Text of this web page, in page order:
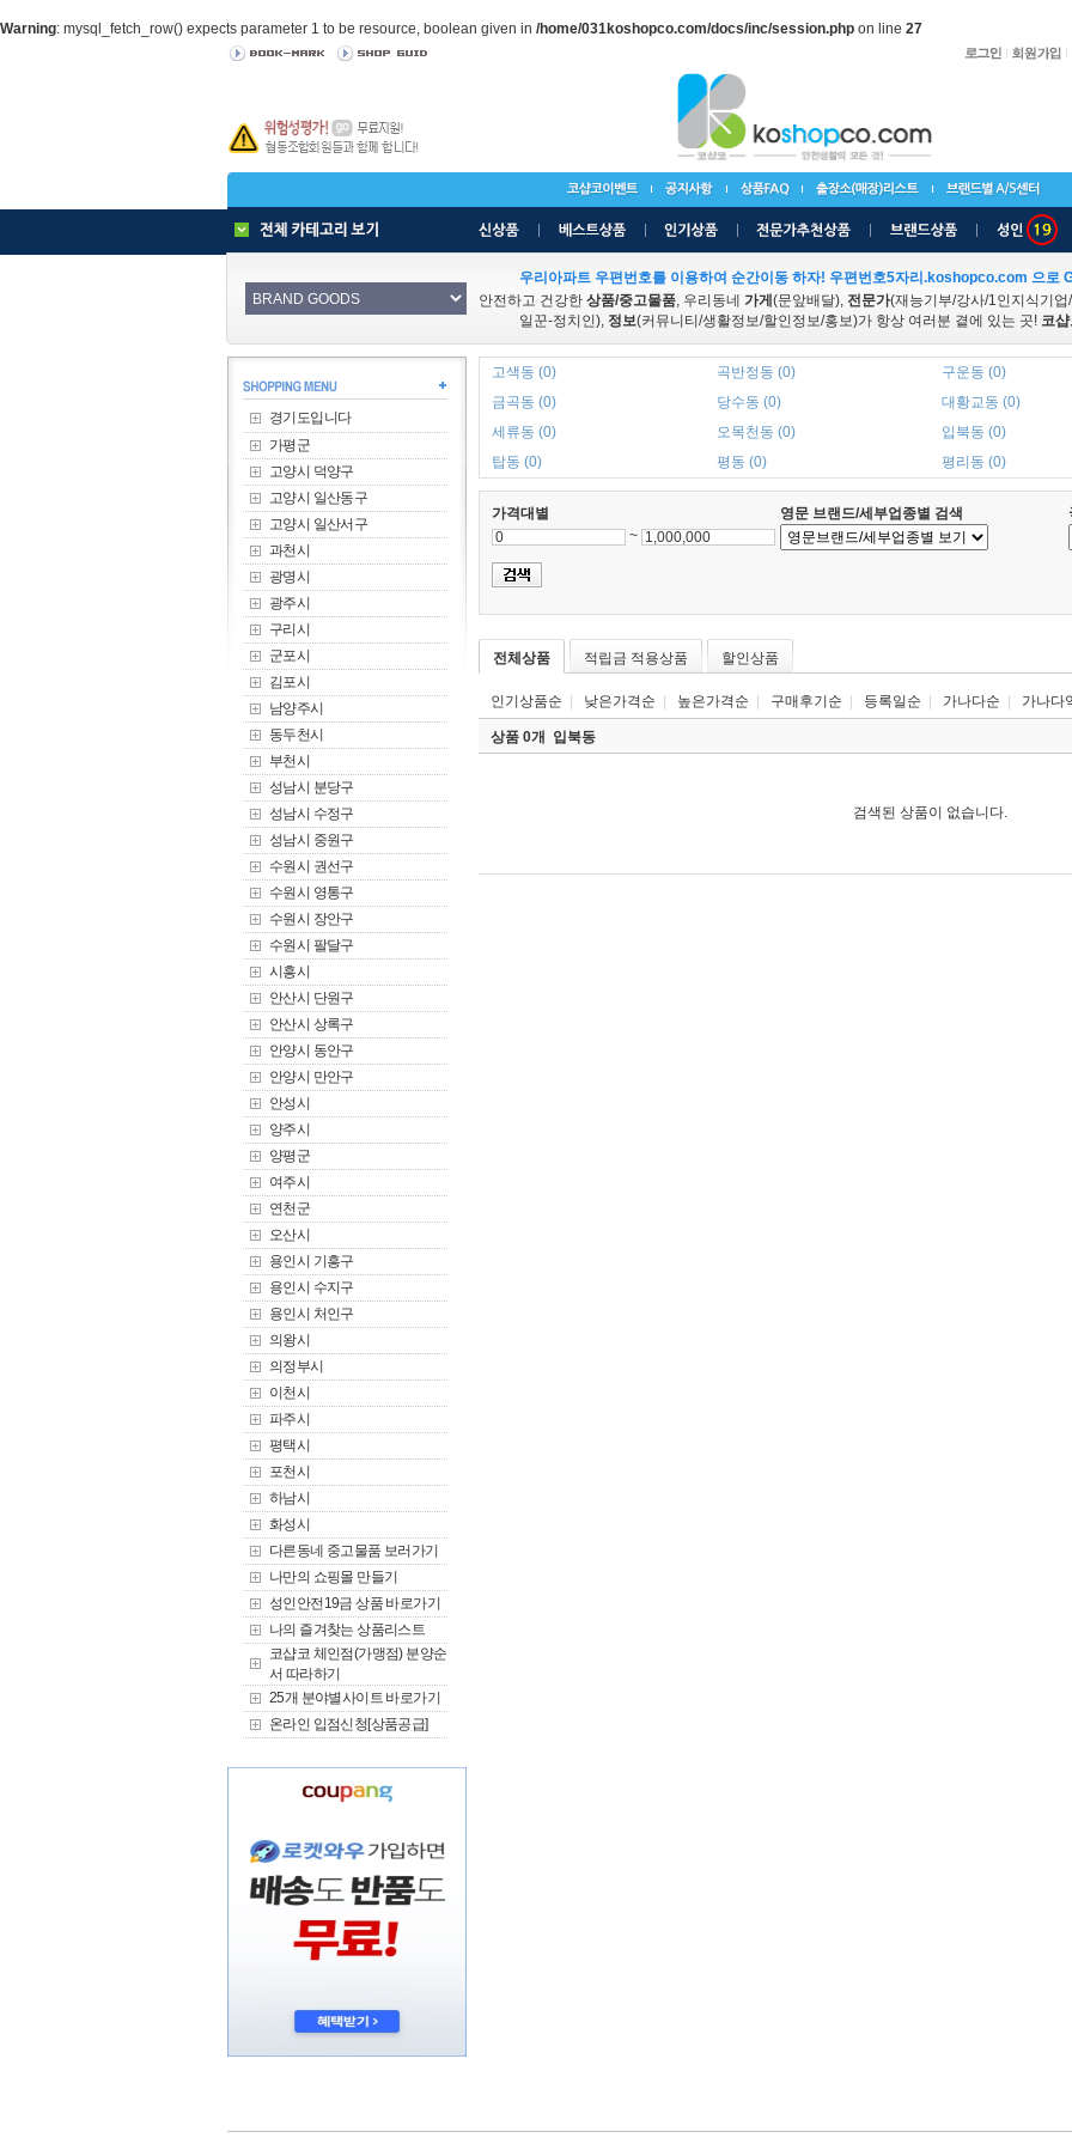
Warning: mysql_fetch_row() expects parameter 1 to be resource, boolean given in /home/031koshopco.com/docs/inc/session.php on line 27
우리아파트 우편번호를 이용하여 순간이동 하자! 우편번호5자리.koshopco.com 으로
안전하고 건강한 상품/중고물품, 우리동네 가게 (문앞배달), 전문가(재능기부/강사/1인지식기업
일꾼-정치인), 정보(커뮤니티/생활정보/할인정보/홍보)가 항상 여러분 곁에 있는 곳! 코
경기도입니다
가평군
고양시 덕양구
고양시 일산동구
고양시 일산서구
과천시
광명시
광주시
구리시
군포시
김포시
남양주시
동두천시
부천시
성남시 분당구
성남시 수정구
성남시 중원구
수원시 권선구
수원시 영통구
수원시 장안구
수원시 팔달구
시흥시
안산시 단원구
안산시 상록구
안양시 동안구
안양시 만안구
안성시
양주시
양평군
여주시
연천군
오산시
용인시 기흥구
용인시 수지구
용인시 처인구
의왕시
의정부시
이천시
파주시
평택시
포천시
하남시
화성시
다른동네 중고물품 보러가기
나만의 쇼핑몰 만들기
성인안전19금 상품 바로가기
나의 즐겨찾는 상품리스트
코샵코 체인점(가맹점) 분양순
서 따라하기
25개 분야별사이트 바로가기
온라인 입점신청[상품공급]
고색동 (0) 곡반정동 (0)
구운동 (0)
금곡동 (0)
당수동 (0)
대황교동 (0)
세류동 (0)
오목천동 (0)
입북동 (0)
탑동 (0)
평동 (0) 평리동 (0)
가격대별 영문 브랜드/세부업종별 검색
~
전체상품 적립금 적용상품 할인상품
인기상품순 낮은가격순 높은가격순 구매후기순 등록일순 가나다순 가나다
상품 0개 입북동
검색된 상품이 없습니다.